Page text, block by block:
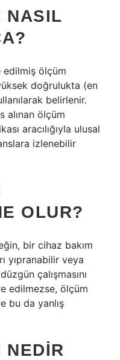
NASIL
edilmiş ölçüm
doğrulukta (en
belirlenir.
alınan ölçüm
aracılığıyla ulusal
izlenebilir
OLUR?
bir cihaz bakım
yıpranabilir veya
çalışmasını
edilmezse, ölçüm
bu da yanlış
NEDIR